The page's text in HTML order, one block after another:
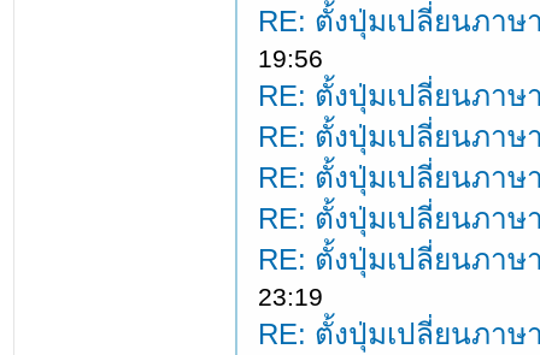
RE: ตั้งปุ่มเปลี่ยนภาษ
19:56
RE: ตั้งปุ่มเปลี่ยนภาษ
RE: ตั้งปุ่มเปลี่ยนภาษ
RE: ตั้งปุ่มเปลี่ยนภาษ
RE: ตั้งปุ่มเปลี่ยนภาษ
RE: ตั้งปุ่มเปลี่ยนภาษ
23:19
RE: ตั้งปุ่มเปลี่ยนภาษ